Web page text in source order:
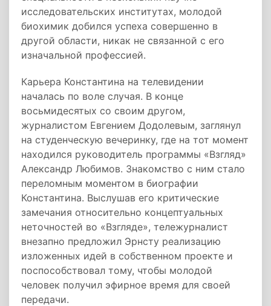
исследовательских институтах, молодой
биохимик добился успеха совершенно в
другой области, никак не связанной с его
изначальной профессией.
Карьера Константина на телевидении
началась по воле случая. В конце
восьмидесятых со своим другом,
журналистом Евгением Додолевым, заглянул
на студенческую вечеринку, где на тот момент
находился руководитель программы «Взгляд»
Александр Любимов. Знакомство с ним стало
переломным моментом в биографии
Константина. Выслушав его критические
замечания относительно концептуальных
неточностей во «Взгляде», тележурналист
внезапно предложил Эрнсту реализацию
изложенных идей в собственном проекте и
поспособствовал тому, чтобы молодой
человек получил эфирное время для своей
передачи.